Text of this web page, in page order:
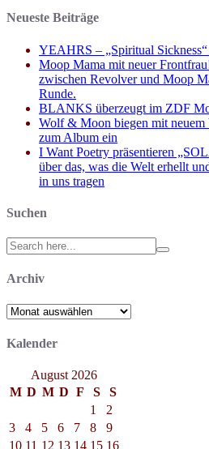
Neueste Beiträge
YEAHRS – „Spiritual
Moop Mama mit neuer
zwischen Revolver und Moop
Runde.
BLANKS überzeugt im ZDF
Wolf & Moon biegen mit neuem
zum Album ein
I Want Poetry präsentieren
über das, was die Welt erhellt
in uns tragen
Suchen
Search
for:
Archiv
Archiv
Kalender
August 2026
M D M D F S
S
1
2
3
4 5 6 7 8
9
10 11 12 13 14 15 16